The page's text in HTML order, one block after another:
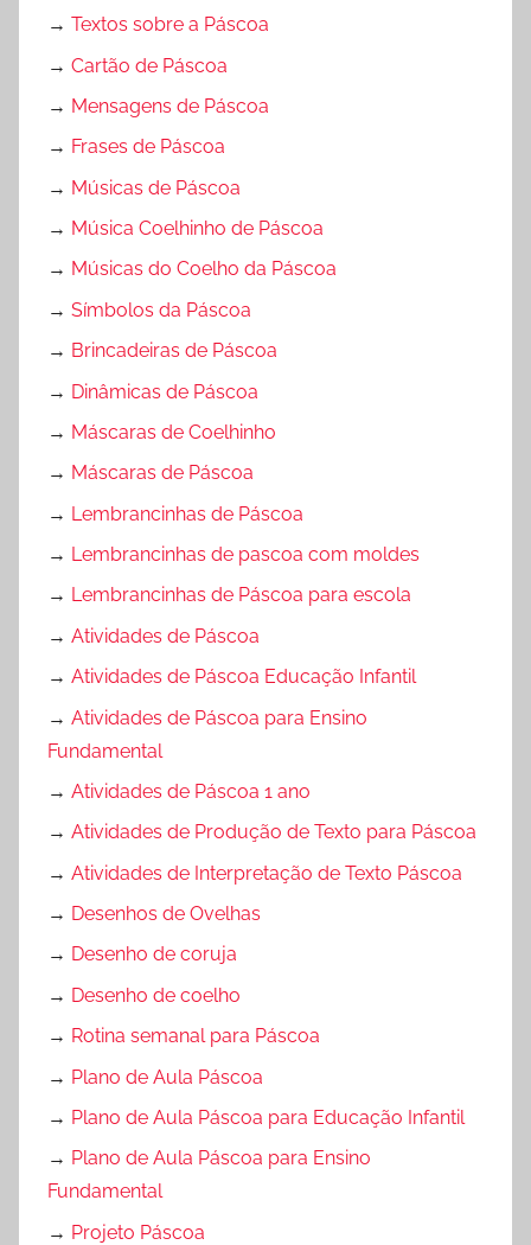
→ Textos sobre a Páscoa
→ Cartão de Páscoa
→ Mensagens de Páscoa
→ Frases de Páscoa
→ Músicas de Páscoa
→ Música Coelhinho de Páscoa
→ Músicas do Coelho da Páscoa
→ Símbolos da Páscoa
→ Brincadeiras de Páscoa
→ Dinâmicas de Páscoa
→ Máscaras de Coelhinho
→ Máscaras de Páscoa
→ Lembrancinhas de Páscoa
→ Lembrancinhas de pascoa com moldes
→ Lembrancinhas de Páscoa para escola
→ Atividades de Páscoa
→ Atividades de Páscoa Educação Infantil
→ Atividades de Páscoa para Ensino
Fundamental
→ Atividades de Páscoa 1 ano
→ Atividades de Produção de Texto para Páscoa
→ Atividades de Interpretação de Texto Páscoa
→ Desenhos de Ovelhas
→ Desenho de coruja
→ Desenho de coelho
→ Rotina semanal para Páscoa
→ Plano de Aula Páscoa
→ Plano de Aula Páscoa para Educação Infantil
→ Plano de Aula Páscoa para Ensino
Fundamental
→ Projeto Páscoa